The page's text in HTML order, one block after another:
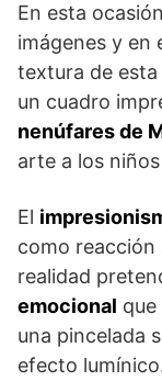
En esta
imágenes y en
textura de
un cuadro
nenúfares de
arte a los
El
como reacción
realidad
emocional
una pincelada
efecto